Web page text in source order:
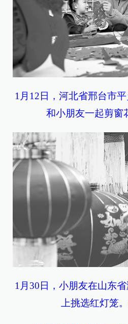
1月12日，河北省邢台市
和小朋友一起剪窗
1月30日，小朋友在山东
上挑选红灯笼